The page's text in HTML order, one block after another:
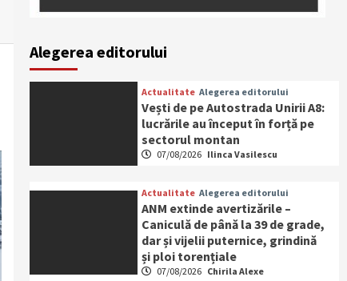
Alegerea editorului
Actualitate Alegerea editorului
Vești de pe Autostrada Unirii A8:
lucrările au început în forță pe
sectorul montan
07/08/2026 Ilinca Vasilescu
Actualitate Alegerea editorului
ANM extinde avertizările –
Caniculă de până la 39 de grade,
dar și vijelii puternice, grindină
și ploi torențiale
07/08/2026 Chirila Alexe